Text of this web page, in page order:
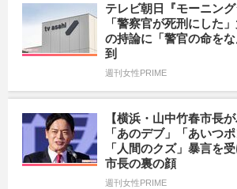
テレビ朝日『モーニン
「警察官が死刑にした
の持論に「警官の命を
到
週刊女性PRIME
【横浜・山中竹春市長
「あのデブ」「あいつ
「人間のクズ」暴言を
市長の裏の顔
週刊女性PRIME